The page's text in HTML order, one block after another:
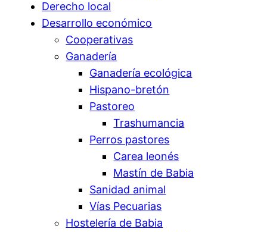
Derecho local
Desarrollo económico
Cooperativas
Ganadería
Ganadería ecológica
Hispano-bretón
Pastoreo
Trashumancia
Perros pastores
Carea leonés
Mastín de Babia
Sanidad animal
Vías Pecuarias
Hostelería de Babia